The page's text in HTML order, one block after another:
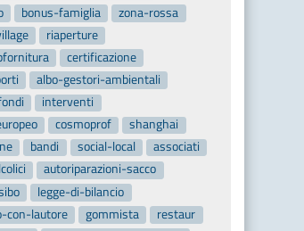
bonus-famiglia
zona-rossa
riaperture
certificazione
albo-gestori-ambientali
interventi
cosmoprof
shanghai
bandi social-local
associati
autoriparazioni-sacco
legge-di-bilancio
con-lautore
gommista
restaur